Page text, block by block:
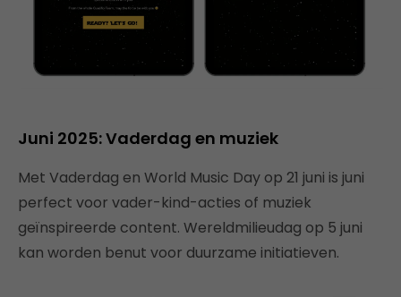
Juni 2025: Vaderdag en muziek
Met Vaderdag en World Music Day op 21 juni is juni
perfect voor vader-kind-acties of muziek
geïnspireerde content. Wereldmilieudag op 5 juni
kan worden benut voor duurzame initiatieven.